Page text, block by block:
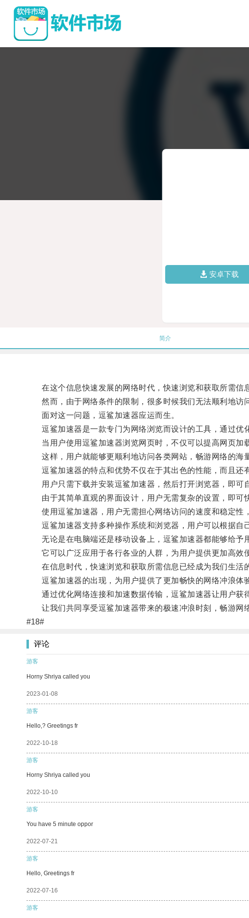
安卓下载
简介
在这个信息快速发展的网络时代，快速浏览和获取所需信
然而，由于网络条件的限制，很多时候我们无法顺利地访
面对这一问题，逗鲨加速器应运而生。
逗鲨加速器是一款专门为网络浏览而设计的工具，通过优
当用户使用逗鲨加速器浏览网页时，不仅可以提高网页加
这样，用户就能够更顺利地访问各类网站，畅游网络的海量
逗鲨加速器的特点和优势不仅在于其出色的性能，而且还
用户只需下载并安装逗鲨加速器，然后打开浏览器，即可
由于其简单直观的界面设计，用户无需复杂的设置，即可快
使用逗鲨加速器，用户无需担心网络访问的速度和稳定性
逗鲨加速器支持多种操作系统和浏览器，用户可以根据自
无论是在电脑端还是移动设备上，逗鲨加速器都能够给予
它可以广泛应用于各行各业的人群，为用户提供更加高效
在信息时代，快速浏览和获取所需信息已经成为我们生活的
逗鲨加速器的出现，为用户提供了更加畅快的网络冲浪体
通过优化网络连接和加速数据传输，逗鲨加速器让用户获
让我们共同享受逗鲨加速器带来的极速冲浪时刻，畅游网
#18#
评论
游客
Horny Shriya called you
2023-01-08
游客
Hello,? Greetings fr
2022-10-18
游客
Horny Shriya called you
2022-10-10
游客
You have 5 minute oppor
2022-07-21
游客
Hello, Greetings fr
2022-07-16
游客